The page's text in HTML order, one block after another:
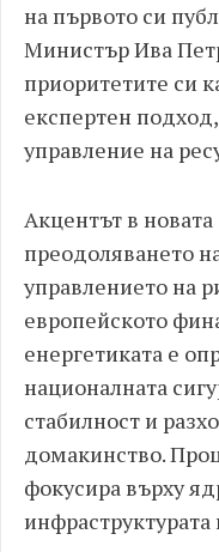
на първото си
Министър Ива
приоритетите си
експертен
управление на
Акцентът в новата
преодоляването
управлението на
европейското
енергетиката е
националната
стабилност и
домакинство.
фокусира върху